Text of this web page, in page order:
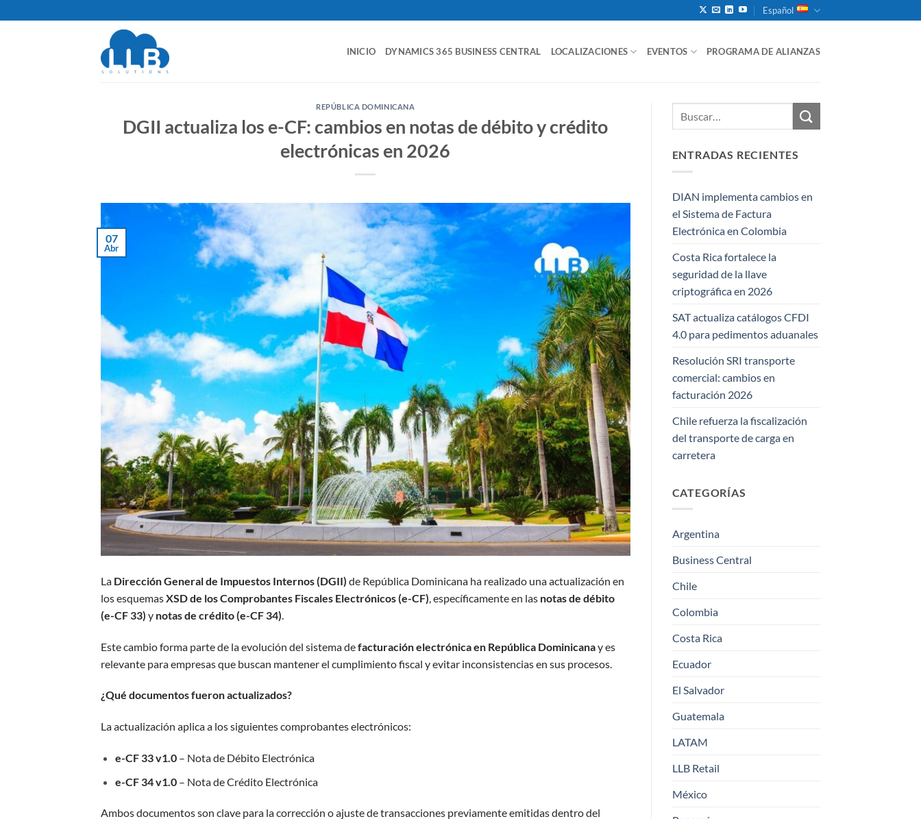
al
Español
INICIO DYNAMICS 365 BUSINESS CENTRAL LOCALIZACIONES EVENTOS PROGRAMA DE ALIANZAS
REPÚBLICA DOMINICANA
DGII actualiza los e-CF: cambios en notas de débito y crédito
electrónicas en 2026
07
Abr
La Dirección General de Impuestos Internos (DGII) de República Dominicana ha realizado una actualización en
los esquemasXSD de los Comprobantes Fiscales Electrónicos (e-CF), específicamente en las notas de débito
(e-CF 33) y notas de crédito (e-CF 34).
Este cambio forma parte de la evolución del sistema defacturación electrónica en República Dominicanay es
relevante para empresas que buscan mantener el cumplimiento fiscal y evitar inconsistencias en sus procesos.
¿Qué documentos fueron actualizados?
La actualización aplica a los siguientes comprobantes electrónicos:
e-CF 33 v1.0– Nota de Débito Electrónica
e-CF 34 v1.0– Nota de Crédito Electrónica
Ambos documentos son clave para la corrección o ajuste de transacciones previamente emitidas dentro del
ENTRADAS RECIENTES
DIAN implementa cambios en
el Sistema de Factura
Electrónica en Colombia
Costa Rica fortalece la
seguridad de la llave
criptográfica en 2026
SAT actualiza catálogos CFDI
4.0 para pedimentos aduanales
Resolución SRI transporte
comercial: cambios en
facturación 2026
Chile refuerza la fiscalización
del transporte de carga en
carretera
CATEGORÍAS
Argentina
Business Central
Chile
Colombia
Costa Rica
Ecuador
El Salvador
Guatemala
LATAM
LLB Retail
México